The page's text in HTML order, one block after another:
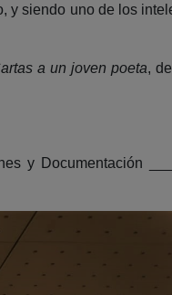
y siendo uno de los
a un joven poeta,
y Documentación